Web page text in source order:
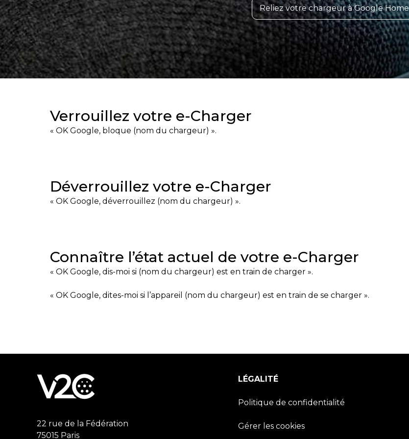
Reliez votre chargeur à Google Home
Verrouillez votre e-Charger
« OK Google, bloque (nom du chargeur) ».
Déverrouillez votre e-Charger
« OK Google, déverrouillez (nom du chargeur) ».
Connaître l’état actuel de votre e-Charger
« OK Google, dis-moi si (nom du chargeur) est en train de charger ».
« OK Google, dites-moi si l’appareil (nom du chargeur) est en train de se charger ».
22 rue de la Fédération
75015 Paris
LÉGALITÉ
Politique de confidentialité
Gérer les cookies